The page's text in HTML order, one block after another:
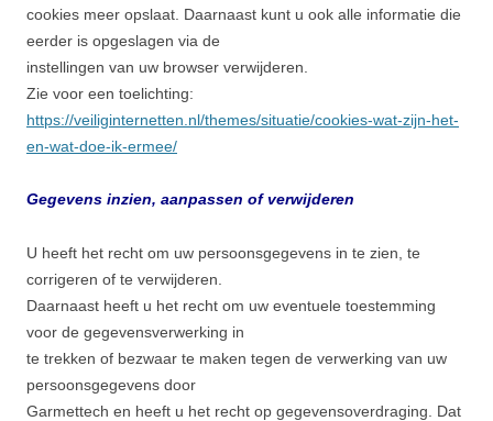
cookies meer opslaat. Daarnaast kunt u ook alle informatie die
eerder is opgeslagen via de
instellingen van uw browser verwijderen.
Zie voor een toelichting:
https://veiliginternetten.nl/themes/situatie/cookies-wat-zijn-het-
en-wat-doe-ik-ermee/
Gegevens inzien, aanpassen of verwijderen
U heeft het recht om uw persoonsgegevens in te zien, te
corrigeren of te verwijderen.
Daarnaast heeft u het recht om uw eventuele toestemming
voor de gegevensverwerking in
te trekken of bezwaar te maken tegen de verwerking van uw
persoonsgegevens door
Garmettech en heeft u het recht op gegevensoverdraging. Dat